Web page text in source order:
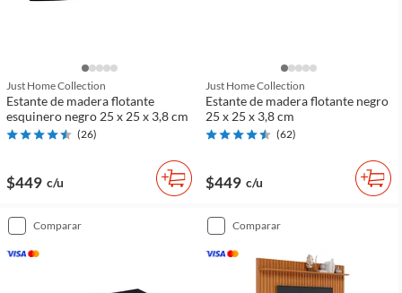
Just Home Collection
Estante de madera flotante
esquinero negro 25 x 25 x 3,8 cm
(26)
$449 c/u
Just Home Collection
Estante de madera flotante negro
25 x 25 x 3,8 cm
(62)
$449 c/u
comparar comparar